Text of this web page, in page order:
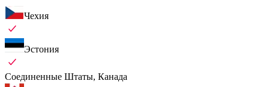
Чехия
Эстония
Соединенные Штаты, Канада